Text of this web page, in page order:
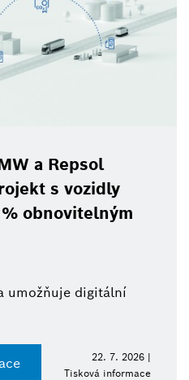
a Repsol
s vozidly
obnovitelným
umožňuje digitální
22. 7. 2026 |
Tisková informace